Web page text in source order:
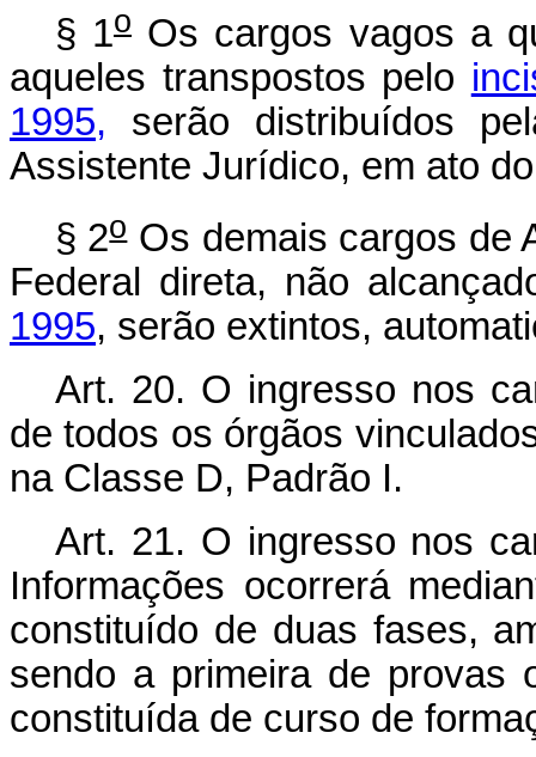
§ 1oOs cargos vagos a
aqueles transpostos pelo
1995, serão distribuídos
Assistente Jurídico, em ato
§ 2oOs demais cargos de
Federal direta, não
1995, serão extintos,
Art. 20. O ingresso nos
de todos os órgãos
na Classe D, Padrão I.
Art. 21. O ingresso nos
Informações ocorrerá
constituído de duas fases,
sendo a primeira de provas
constituída de curso de